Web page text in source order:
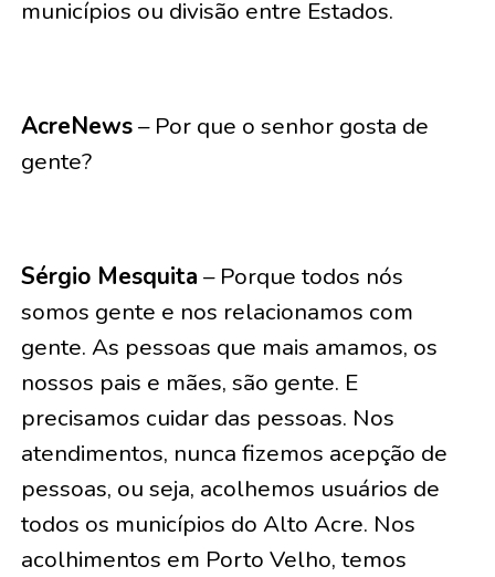
municípios ou divisão entre Estados.
AcreNews– Por que o senhor gosta de
gente?
Sérgio Mesquita – Porque todos nós
somos gente e nos relacionamos com
gente. As pessoas que mais amamos, os
nossos pais e mães, são gente. E
precisamos cuidar das pessoas. Nos
atendimentos, nunca fizemos acepção de
pessoas, ou seja, acolhemos usuários de
todos os municípios do Alto Acre. Nos
acolhimentos em Porto Velho, temos